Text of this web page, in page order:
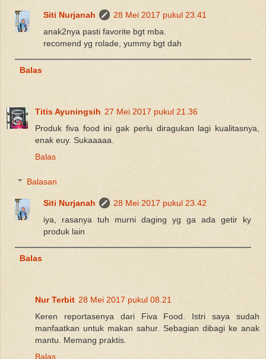
Siti Nurjanah
28 Mei 2017 pukul 23.41
anak2nya pasti favorite bgt mba.
recomend yg rolade, yummy bgt dah
Balas
Titis Ayuningsih 27 Mei 2017 pukul 21.36
Produk fiva food ini gak perlu diragukan lagi kualitasnya,
enak euy. Sukaaaaa.
Balas
Balasan
Siti Nurjanah
28 Mei 2017 pukul 23.42
iya, rasanya tuh murni daging yg ga ada getir ky
produk lain
Balas
Nur Terbit 28 Mei 2017 pukul 08.21
Keren reportasenya dari Fiva Food. Istri saya sudah
manfaatkan untuk makan sahur. Sebagian dibagi ke anak
mantu. Memang praktis.
Balas